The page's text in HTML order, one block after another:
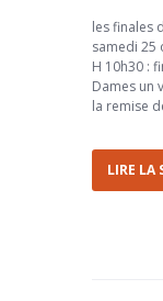
les finales
samedi 25
H 10h30 :
Dames un
la remise
LIRE LA